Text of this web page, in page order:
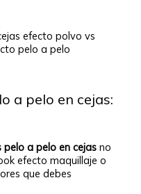
a pelo en cejas:
a pelo en cejas no
efecto maquillaje o
que debes